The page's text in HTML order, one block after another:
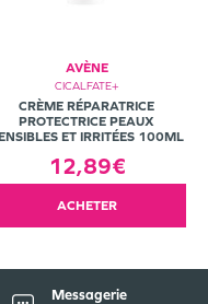
AVÈNE
CICALFATE+
CRÈME RÉPARATRICE
PROTECTRICE PEAUX
ET IRRITÉES 100ML
12,89€
ACHETER
Messagerie